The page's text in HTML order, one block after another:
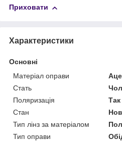
Приховати
Характеристики
Основні
Матеріал оправи
Стать
Поляризація
Так
Стан
Тип лінз за матеріалом
Тип оправи